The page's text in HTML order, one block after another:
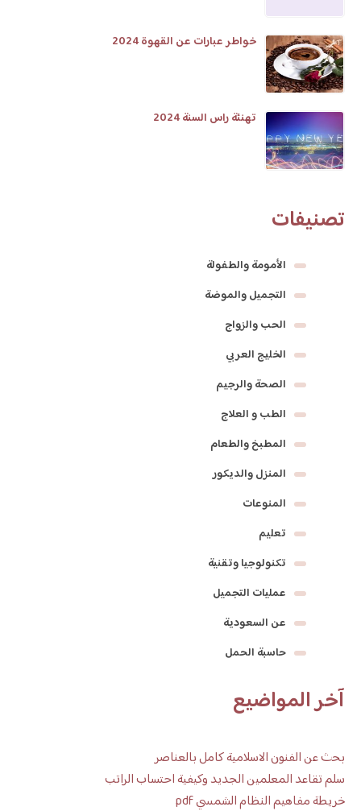
خواطر عبارات عن القهوة 2024
تهنئة راس السنة 2024
تصنيفات
الأمومة والطفولة
التجميل والموضة
الحب والزواج
الخليج العربي
الصحة والرجيم
الطب و العلاج
المطبخ والطعام
المنزل والديكور
المنوعات
تعليم
تكنولوجيا وتقنية
عمليات التجميل
عن السعودية
حاسبة الحمل
آخر المواضيع
بحث عن الفنون الاسلامية كامل بالعناصر
سلم تقاعد المعلمين الجديد وكيفية احتساب الراتب
خريطة مفاهيم النظام الشمسي pdf